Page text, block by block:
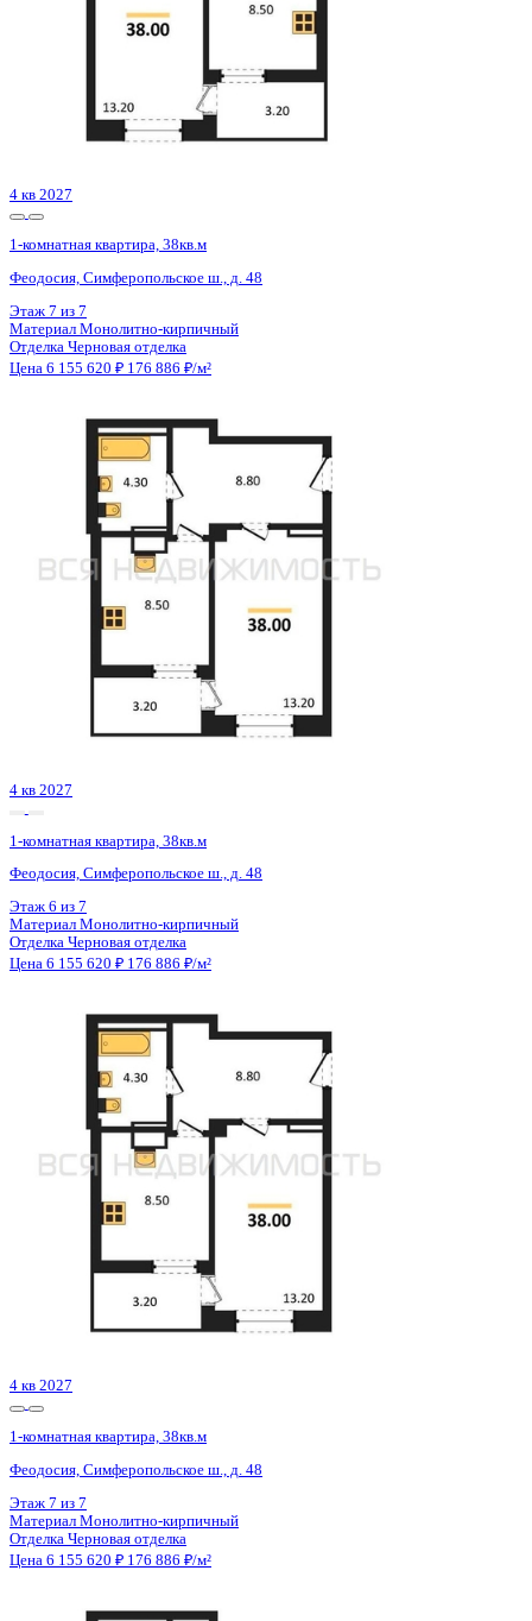
1 кв 2027
1-комнатная квартира, 40.81кв.м
Воронеж, Шишкова ул., д. 140б
Этаж 2 из 9
Цена 6 156 270 ₽ 156 608 ₽/м²
4 кв 2027
1-комнатная квартира, 38кв.м
Феодосия, Симферопольское ш., д. 48
6 из 7
Материал Монолитно-кирпичный
Отделка Черновая отделка
Цена 6 155 620 ₽ 176 886 ₽/м²